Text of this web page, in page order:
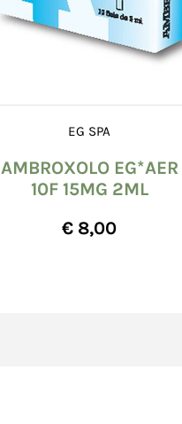
EG SPA
AMBROXOLO EG*AER
10F 15MG 2ML
€ 8,00